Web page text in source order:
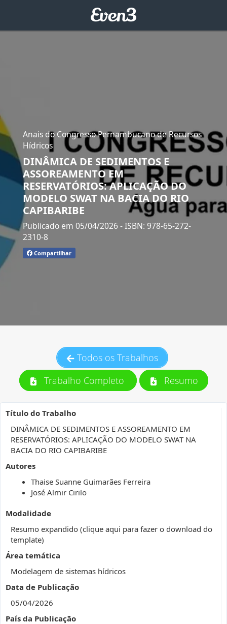
Anais do Congresso Pernambucano de Recursos
Hídricos
DINÂMICA DE SEDIMENTOS E
ASSOREAMENTO EM
RESERVATÓRIOS: APLICAÇÃO DO
MODELO SWAT NA BACIA DO RIO
CAPIBARIBE
Publicado em 05/04/2026 - ISBN: 978-65-272-
2310-8
Compartilhar
Todos os Trabalhos
Trabalho Completo
Resumo
Título do Trabalho
DINÂMICA DE SEDIMENTOS E ASSOREAMENTO EM
RESERVATÓRIOS: APLICAÇÃO DO MODELO SWAT NA
BACIA DO RIO CAPIBARIBE
Autores
Thaise Suanne Guimarães Ferreira
José Almir Cirilo
Modalidade
Resumo expandido (clique aqui para fazer o download do
template)
Área temática
Modelagem de sistemas hídricos
Data de Publicação
05/04/2026
País da Publicação